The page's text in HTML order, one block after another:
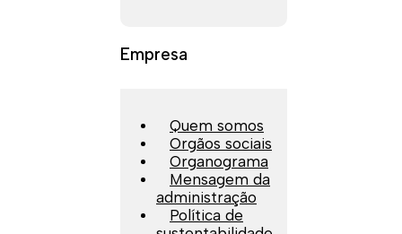
Empresa
Quem somos
Orgãos sociais
Organograma
Mensagem da
administração
Política de